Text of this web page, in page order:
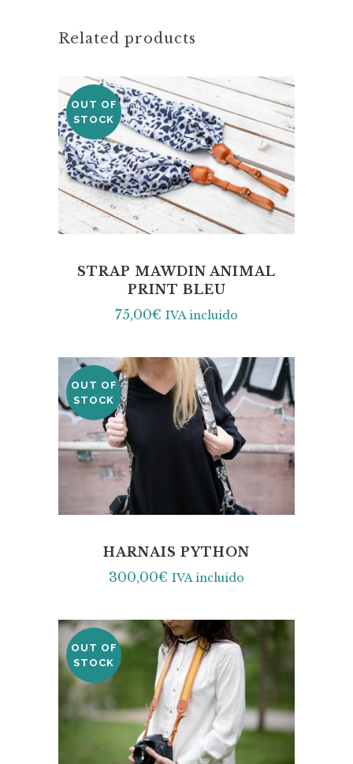
Related products
OUT OF
STOCK
STRAP MAWDIN ANIMAL
PRINT BLEU
75,00€ IVA incluido
OUT OF
STOCK
HARNAIS PYTHON
300,00€ IVA incluido
OUT OF
STOCK